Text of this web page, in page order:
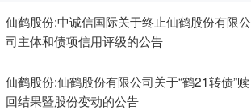
仙鹤股份:中诚信国际关于终止仙鹤股份有限公
司主体和债项信用评级的公告
仙鹤股份:仙鹤股份有限公司关于“鹤21转债”赎
回结果暨股份变动的公告